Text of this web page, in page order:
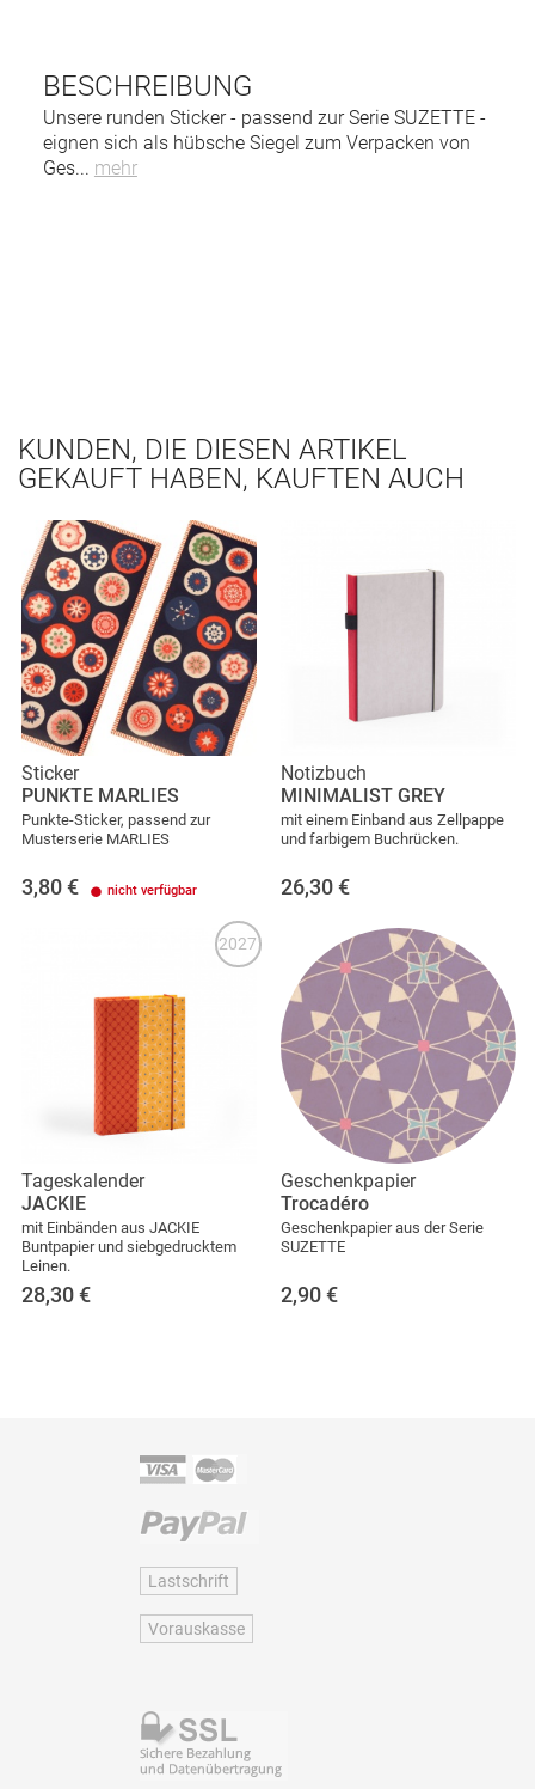
BESCHREIBUNG
Unsere runden Sticker - passend zur Serie SUZETTE -
eignen sich als hübsche Siegel zum Verpacken von
Ges... mehr
KUNDEN, DIE DIESEN ARTIKEL
GEKAUFT HABEN, KAUFTEN AUCH
Sticker
PUNKTE MARLIES
Punkte-Sticker, passend zur
Musterserie MARLIES
3,80 € nicht verfügbar
Notizbuch
MINIMALIST GREY
mit einem Einband aus Zellpappe
und farbigem Buchrücken.
26,30 €
Tageskalender
JACKIE
mit Einbänden aus JACKIE
Buntpapier und siebgedrucktem
Leinen.
28,30 €
2027
Geschenkpapier
Trocadéro
Geschenkpapier aus der Serie
SUZETTE
2,90 €
Lastschrift
Vorauskasse